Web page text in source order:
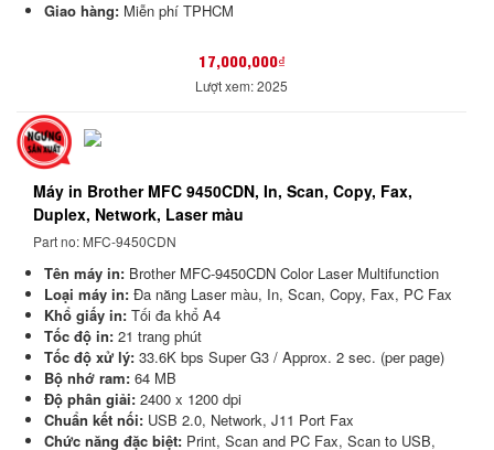
Giao hàng: Miễn phí TPHCM
17,000,000₫
Lượt xem: 2025
Máy in Brother MFC 9450CDN, In, Scan, Copy, Fax,
Duplex, Network, Laser màu
Part no: MFC-9450CDN
Tên máy in: Brother MFC-9450CDN Color Laser Multifunction
Loại máy in: Đa năng Laser màu, In, Scan, Copy, Fax, PC Fax
Khổ giấy in: Tối đa khổ A4
Tốc độ in: 21 trang phút
Tốc độ xử lý: 33.6K bps Super G3 / Approx. 2 sec. (per page)
Bộ nhớ ram: 64 MB
Độ phân giải: 2400 x 1200 dpi
Chuẩn kết nối: USB 2.0, Network, J11 Port Fax
Chức năng đặc biệt: Print, Scan and PC Fax, Scan to USB,